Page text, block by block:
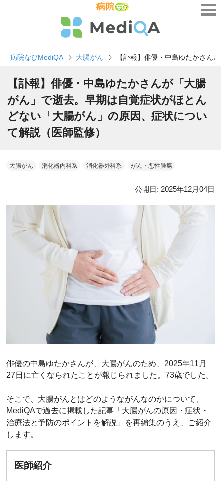
病院なびMediQA 大腸がん 【訃報】俳優・中島ゆたかさん
【訃報】俳優・中島ゆたかさんが「大腸
がん」で逝去。早期は自覚症状がほとん
どない「大腸がん」の原因、症状につい
て解説（医師監修）
大腸がん 消化器内科系 消化器外科系 がん・悪性腫瘍
公開日: 2025年12月04日
俳優の中島ゆたかさんが、大腸がんのため、2025年11月
27日に亡くなられたことが報じられました。73歳でした。
そこで、大腸がんとはどのようながんなのかについて、
MediQAで過去に掲載した記事「大腸がんの原因・症状・
治療法と予防のポイントを解説」を再編集のうえ、ご紹介
します。
医師紹介